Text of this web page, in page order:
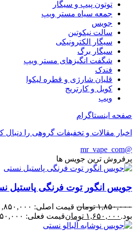
توتون پیپ و سیگار
جمعه سیاه مستر ویپ
جویس
سالت نیکوتین
سیگار الکترونیکی
سیگار برگ
شگفت انگیزهای مستر ویپ
فندک
قلیان شارژی و قطره لیکوا
کویل و کارتریج
ویپ
صفحه اینستاگرام
اخبار مقالات و تخفیفات گروهی را دنبال
@mr_vape_com
پرفروش ترین جویس ها
جویس انگور توت فرنگی پاستیل
۱,۸۵۰,۰۰۰ تومان
بود. ۱,۶۵۰,۰۰۰ تومانقیمت فعلی: ۱,۶۵۰,۰۰۰ تومان.